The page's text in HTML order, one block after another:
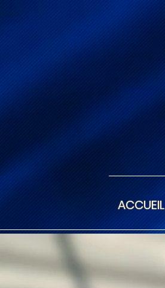
ACCUEIL